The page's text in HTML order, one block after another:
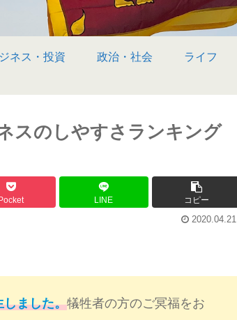
ネス・投資 政治・社会 ライフ
スのしやすさランキング
LINE コピー
2020.04.21
しました。犠牲者の方のご冥福をお